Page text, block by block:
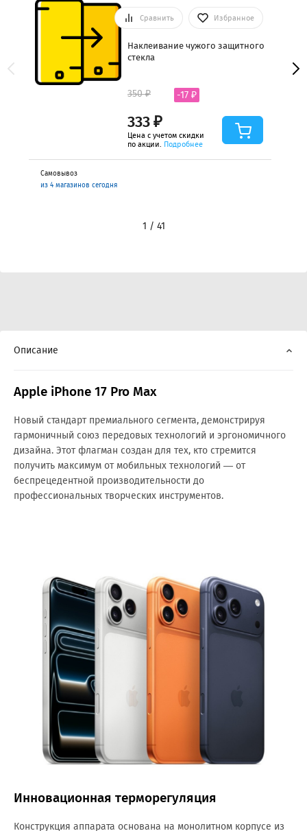
Сравнить Избранное
Наклеивание чужого защитного
стекла
333 ₽
350 ₽ -17 ₽
Цена с учетом скидки
по акции. Подробнее
Самовывоз
из 4 магазинов сегодня
1 / 41
Описание
Apple iPhone 17 Pro Max
Новый стандарт премиального сегмента, демонстрируя
гармоничный союз передовых технологий и эргономичного
дизайна. Этот флагман создан для тех, кто стремится
получить максимум от мобильных технологий — от
беспрецедентной производительности до
профессиональных творческих инструментов.
Инновационная терморегуляция
Конструкция аппарата основана на монолитном корпусе из